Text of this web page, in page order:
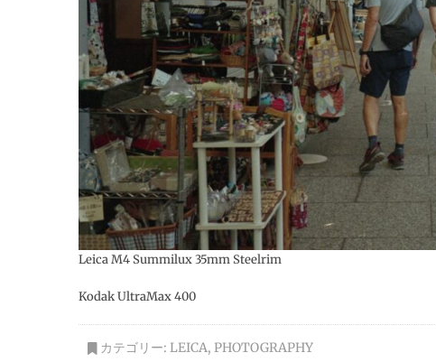
Leica M4 Summilux 35mm Steelrim
Kodak UltraMax 400
カテゴリー: LEICA, PHOTOGRAPHY